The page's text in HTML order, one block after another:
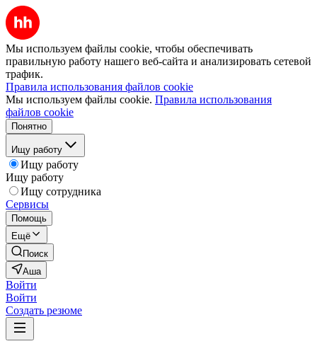
Мы используем файлы cookie, чтобы обеспечивать
правильную работу нашего веб-сайта и анализировать сетевой
трафик.
Правила использования файлов cookie
Мы используем файлы cookie. Правила использования
файлов cookie
Понятно
Ищу работу
Ищу работу
Ищу работу
Ищу сотрудника
Сервисы
Помощь
Ещё
Поиск
Аша
Войти
Войти
Создать резюме